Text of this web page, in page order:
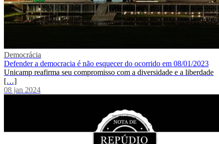
Democrácia
Defender a democracia é não esquecer do ocorrido em 08/01/2023
Unicamp reafirma seu compromisso com a diversidade e a liberdade
[…]
08 jan 2024